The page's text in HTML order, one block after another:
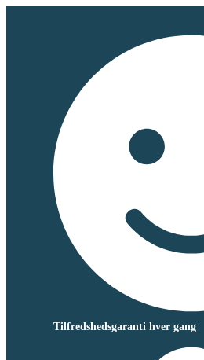
Tilfredshedsgaranti hver gang